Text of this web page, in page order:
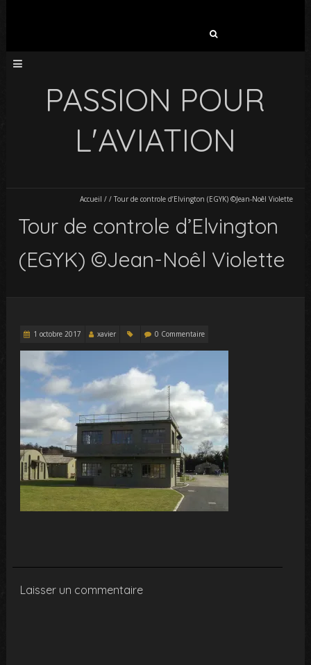
PASSION POUR
L'AVIATION
Accueil / / Tour de controle d’Elvington (EGYK) ©Jean-Noêl Violette
Tour de controle d’Elvington
(EGYK) ©Jean-Noêl Violette
1 octobre 2017 xavier 0 Commentaire
Laisser un commentaire